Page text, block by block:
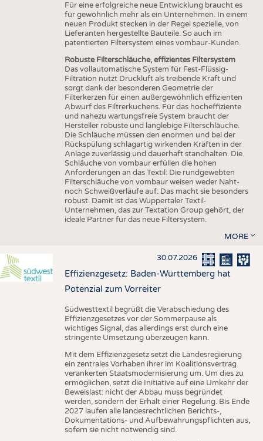
Für eine erfolgreiche neue Entwicklung braucht es
für gewöhnlich mehr als ein Unternehmen. In einem
neuen Produkt stecken in der Regel spezielle, von
Lieferanten hergestellte Bauteile. So auch im
patentierten Filtersystem eines vombaur-Kunden.
Robuste Filterschläuche, effizientes Filtersystem
Das vollautomatische System für Fest-Flüssig-
Filtration nutzt Druckluft als treibende Kraft und
sorgt dank der besonderen Geometrie der
Filterkerzen für einen außergewöhnlich effizienten
Abwurf des Filtrerkuchens. Für das hocheffiziente
und nahezu wartungsfreie System braucht der
Hersteller robuste und langlebige Filterschläuche.
Die Schläuche müssen den enormen und bei der
Rückspülung schlagartig wirkenden Kräften in der
Anlage zuverlässig und dauerhaft standhalten. Die
Schläuche von vombaur erfüllen die hohen
Anforderungen an das Textil: Die rundgewebten
Filterschläuche von vombaur weisen weder Naht-
noch Schweißverläufe auf. Das macht sie besonders
robust. Damit ist das Wuppertaler Textil-
Unternehmen, das zur Textation Group gehört, der
ideale Partner für das neue Filtersystem.
MORE
30.07.2026
Effizienzgesetz: Baden-Württemberg hat
Potenzial zum Vorreiter
Südwesttextil begrüßt die Verabschiedung des
Effizienzgesetzes vor der Sommerpause als
wichtiges Signal, das allerdings erst durch eine
stringente Umsetzung überzeugen kann.
Mit dem Effizienzgesetz setzt die Landesregierung
ein zentrales Vorhaben ihrer im Koalitionsvertrag
verankerten Staatsmodernisierung um. Um dies zu
ermöglichen, setzt die Initiative auf eine Umkehr der
Beweislast: nicht der Abbau muss begründet
werden, sondern der Erhalt einer Regelung. Bis Ende
2027 laufen alle landesrechtlichen Berichts-,
Dokumentations- und Aufbewahrungspflichten aus,
sofern sie nicht notwendig sind.